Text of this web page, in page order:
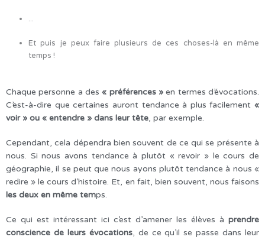
...
Et puis je peux faire plusieurs de ces choses-là en même
temps !
Chaque personne a des« préférences » en termes d’évocations.
C’est-à-dire que certaines auront tendance à plus facilement «
voir » ou « entendre » dans leur tête, par exemple.
Cependant, cela dépendra bien souvent de ce qui se présente à
nous. Si nous avons tendance à plutôt « revoir » le cours de
géographie, il se peut que nous ayons plutôt tendance à nous «
redire » le cours d’histoire. Et, en fait, bien souvent, nous faisons
les deux en même temps.
Ce qui est intéressant ici c’est d’amener les élèves à prendre
conscience de leurs évocations, de ce qu’il se passe dans leur